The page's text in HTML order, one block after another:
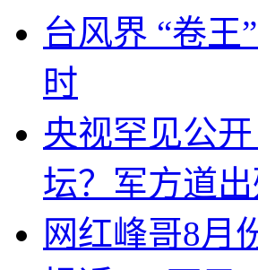
台风界 “卷王
时
央视罕见公
坛？军方道
网红峰哥8月